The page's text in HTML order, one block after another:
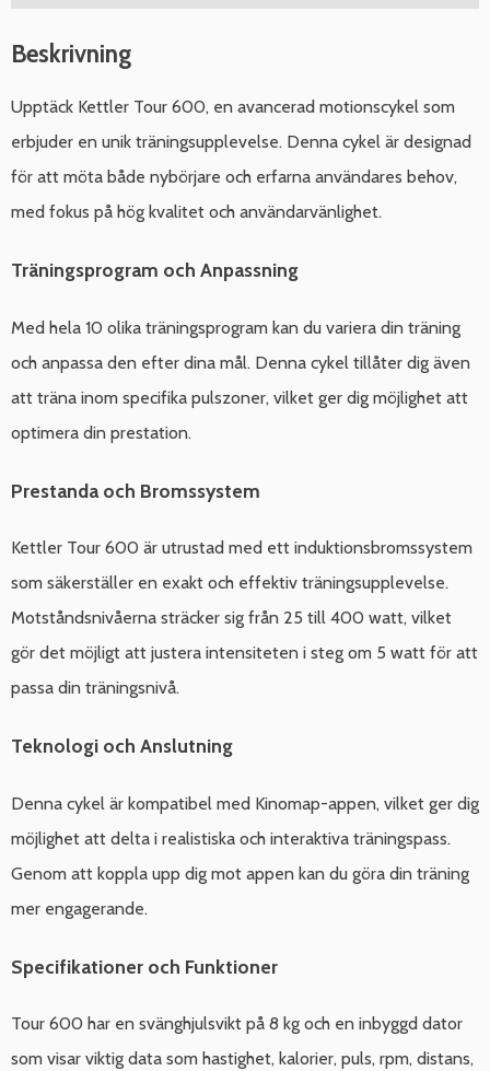
Beskrivning
Upptäck Kettler Tour 600, en avancerad motionscykel som
erbjuder en unik träningsupplevelse. Denna cykel är designad
för att möta både nybörjare och erfarna användares behov,
med fokus på hög kvalitet och användarvänlighet.
Träningsprogram och Anpassning
Med hela 10 olika träningsprogram kan du variera din träning
och anpassa den efter dina mål. Denna cykel tillåter dig även
att träna inom specifika pulszoner, vilket ger dig möjlighet att
optimera din prestation.
Prestanda och Bromssystem
Kettler Tour 600 är utrustad med ett induktionsbromssystem
som säkerställer en exakt och effektiv träningsupplevelse.
Motståndsnivåerna sträcker sig från 25 till 400 watt, vilket
gör det möjligt att justera intensiteten i steg om 5 watt för att
passa din träningsnivå.
Teknologi och Anslutning
Denna cykel är kompatibel med Kinomap-appen, vilket ger dig
möjlighet att delta i realistiska och interaktiva träningspass.
Genom att koppla upp dig mot appen kan du göra din träning
mer engagerande.
Specifikationer och Funktioner
Tour 600 har en svänghjulsvikt på 8 kg och en inbyggd dator
som visar viktig data som hastighet, kalorier, puls, rpm, distans,